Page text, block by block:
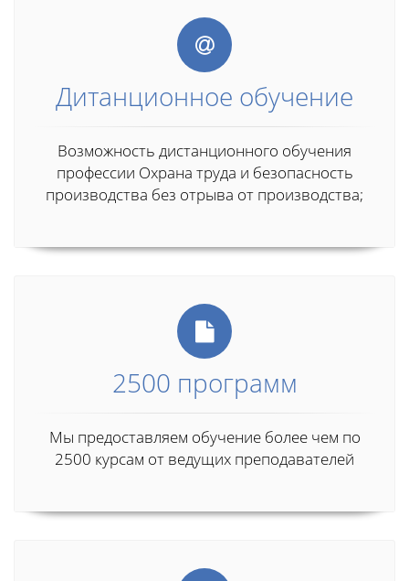
Дитанционное обучение
Возможность дистанционного обучения
профессии Охрана труда и безопасность
производства без отрыва от производства;
2500 программ
Мы предоставляем обучение более чем по
2500 курсам от ведущих преподавателей